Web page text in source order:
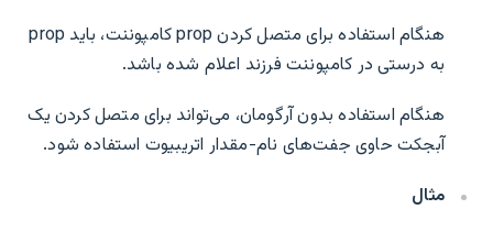
هنگام استفاده برای متصل کردن prop کامپوننت، باید prop
به درستی در کامپوننت فرزند اعلام شده باشد.
هنگام استفاده بدون آرگومان، می‌تواند برای متصل کردن یک
آبجکت حاوی جفت‌های نام-مقدار اتریبیوت استفاده شود.
مثال